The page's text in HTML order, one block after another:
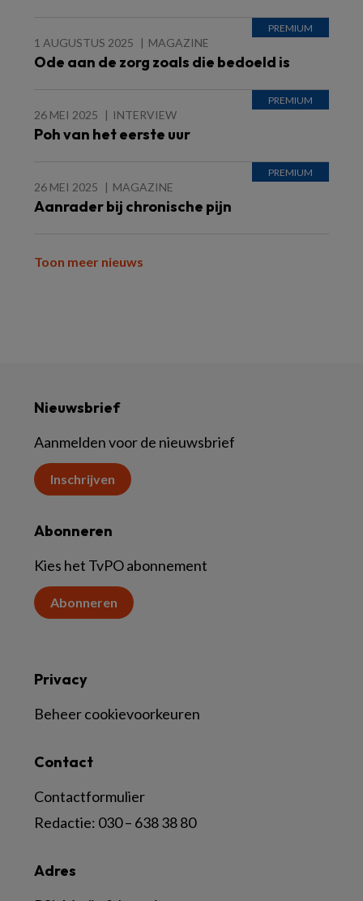
1 AUGUSTUS 2025 MAGAZINE
Ode aan de zorg zoals die bedoeld is
26 MEI 2025 INTERVIEW
Poh van het eerste uur
26 MEI 2025 MAGAZINE
Aanrader bij chronische pijn
Toon meer nieuws
Nieuwsbrief
Aanmelden voor de nieuwsbrief
Inschrijven
Abonneren
Kies het TvPO abonnement
Abonneren
Adres
Contact
Contactformulier
Redactie: 030 – 638 38 80
Privacy
Beheer cookievoorkeuren